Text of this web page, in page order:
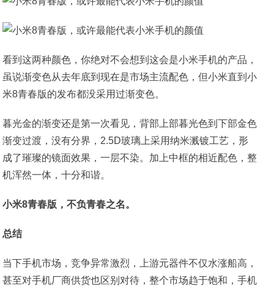
看到这两种颜色，你绝对不会想到这会是小米手机的产品，
虽说渐变色从去年底到现在是市场主流配色，但小米直到小
米8青春版的发布都没采用过渐变色。
暮光金的渐变还是第一次看见，背部上部暮光色到下部金色
渐变过渡，没有分界，2.5D玻璃上采用纳米溅镀工艺，形
成了璀璨的镜面效果，一层不染。加上中框的相近配色，整
机浑然一体，十分和谐。
小米8青春版，不负青春之名。
总结
当下手机市场，竞争异常激烈，上游元器件不仅水涨船高，
甚至对手机厂商供货也区别对待，整个市场趋于饱和，手机